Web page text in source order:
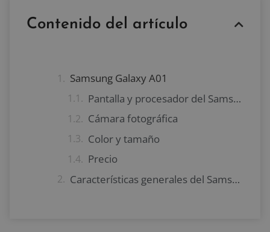
Contenido del artículo
Samsung Galaxy A01
Pantalla y procesador del Samsung Galaxy A01
Cámara fotográfica
Color y tamaño
Precio
Características generales del Samsung Galaxy A01